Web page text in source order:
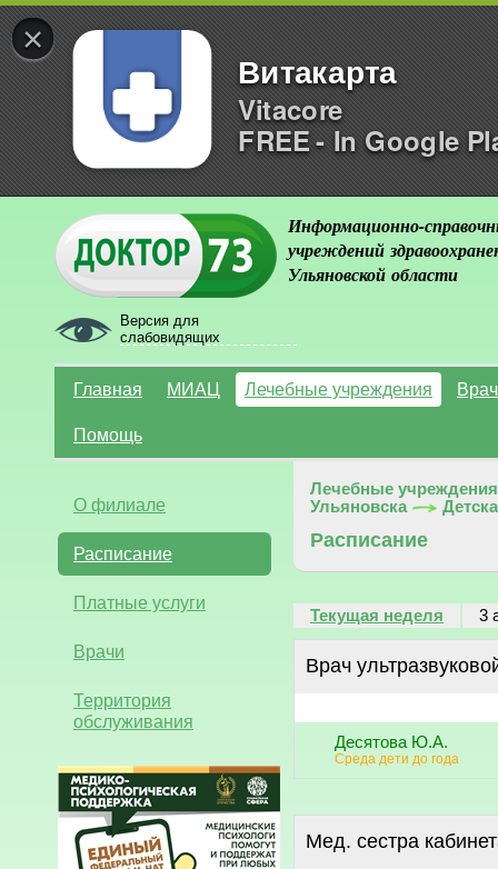
×
Витакарта
Vitacore
FREE - In Google
Версия для
слабовидящих
Информационно-
учреждений
Ульяновской области
Главная МИАЦ Лечебные учреждения
Помощь
О филиале
Расписание
Платные услуги
Врачи
Территория
обслуживания
Лечебные учреждения
Ульяновска
Расписание
Текущая неделя 3
Врач
Десятова Ю.А.
Среда дети до года
Мед. сестра